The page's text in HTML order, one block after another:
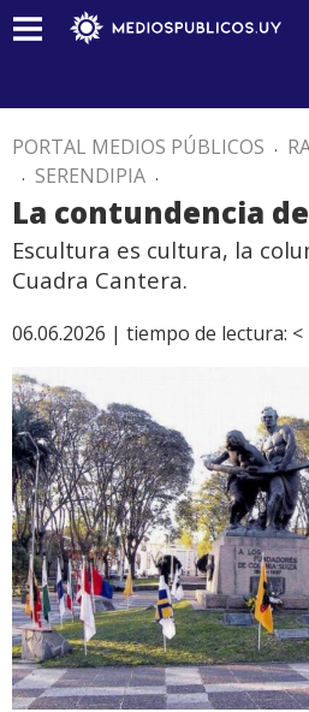
PORTAL MEDIOS PÚBLICOS .
. SERENDIPIA .
La contundencia
Escultura es cultura, la
Cuadra Cantera.
06.06.2026 | tiempo de lectura: <